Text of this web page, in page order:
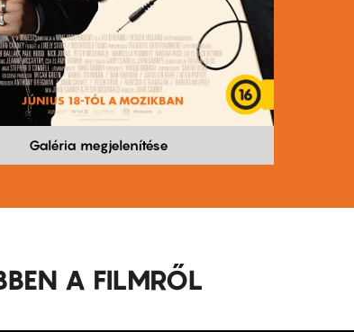
Galéria megjelenítése
A FILMRŐL